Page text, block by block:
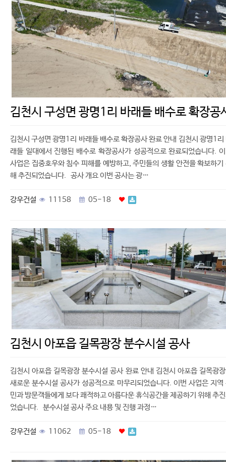
김천시 구성면 광명1리 바래들 배수로 확장공
김천시 구성면 광명1리 바래들 배수로 확장공사 완료 안내 김천시 광명1리
래들 일대에서 진행된 배수로 확장공사가 성공적으로 완료되었습니다.
사업은 집중호우와 침수 피해를 예방하고, 주민들의 생활 안전을 확보하기
해 추진되었습니다. 공사 개요 이번 공사는 광…
강우건설 11158 05-18
김천시 아포읍 길목광장 분수시설 공사
김천시 아포읍 길목광장 분수시설 공사 완료 안내 김천시 아포읍 길목광
새로운 분수시설 공사가 성공적으로 마무리되었습니다. 이번 사업은 지역
민과 방문객들에게 보다 쾌적하고 아름다운 휴식공간을 제공하기 위해 추
었습니다. 분수시설 공사 주요 내용 및 진행 과정…
강우건설 11062 05-18